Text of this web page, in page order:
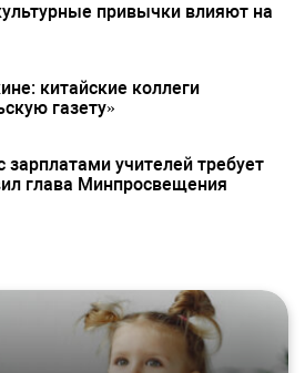
привычки влияют на
китайские коллеги
газету»
учителей требует
глава Минпросвещения